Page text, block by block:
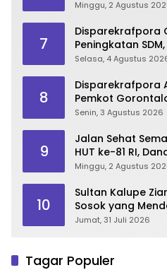
Lestarikan Budaya
Minggu, 2 Agustus
7
Disparekrafpora
Peningkatan
Studi S3 bagi
Selasa, 4 Agustus
8
Disparekrafpora
Pemkot
2026
Senin, 3 Agustus 2026
9
Jalan Sehat
HUT ke-81 RI,
Wisata Gorontalo
Minggu, 2 Agustus
10
Sultan Kalupe
Sosok yang
Gorontalo
Jumat, 31 Juli 2026
Tagar Populer